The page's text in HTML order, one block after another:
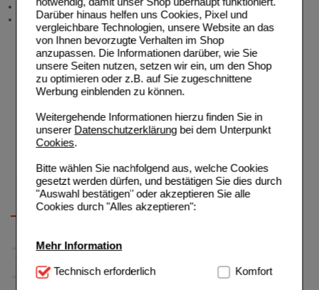
Darüber hinaus helfen uns Cookies, Pixel und
vergleichbare Technologien, unsere Website an das
von Ihnen bevorzugte Verhalten im Shop
anzupassen. Die Informationen darüber, wie Sie
unsere Seiten nutzen, setzen wir ein, um den Shop
zu optimieren oder z.B. auf Sie zugeschnittene
Werbung einblenden zu können.
Weitergehende Informationen hierzu finden Sie in
unserer Datenschutzerklärungbei dem Unterpunkt
Cookies.
Bitte wählen Sie nachfolgend aus, welche Cookies
gesetzt werden dürfen, und bestätigen Sie dies durch
"Auswahl bestätigen" oder akzeptieren Sie alle
Cookies durch "Alles akzeptieren":
Mehr Information
Technisch Notwendig:Hierbei handelt es sich um
Technisch erforderlich Komfort
Neukundenprämie
Stellenangebote